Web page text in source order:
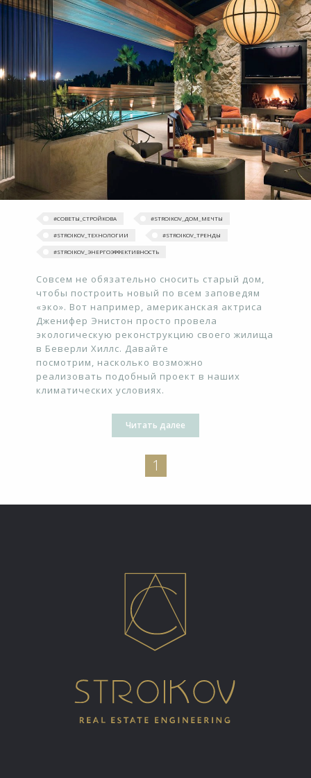
#‎СОВЕТЫ_СТРОЙКОВА #‎STROIKOV_ДОМ_МЕЧТЫ‬
#STROIKOV_ТЕХНОЛОГИИ #‎STROIKOV_ТРЕНДЫ‬
#STROIKOV_ЭНЕРГОЭФФЕКТИВНОСТЬ
Совсем не обязательно сносить старый дом,
чтобы построить новый по всем заповедям
«эко». Вот например, американская актриса
Дженифер Энистон просто провела
экологическую реконструкцию своего жилища
в Беверли Хиллс. Давайте
посмотрим, насколько возможно
реализовать подобный проект в наших
климатических условиях.
Читать далее
1